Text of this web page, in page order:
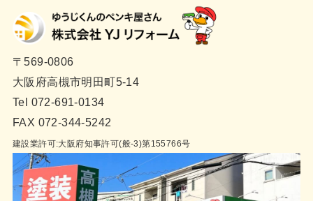
〒569-0806
大阪府高槻市明田町5-14
Tel 072-691-0134
FAX 072-344-5242
建設業許可:大阪府知事許可(般-3)第155766号